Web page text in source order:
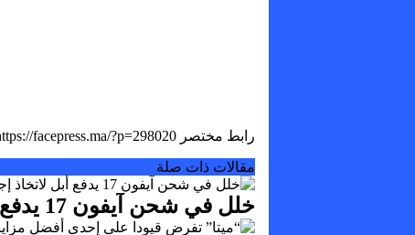
رابط مختصر
مقالات ذات صلة
خلل في شحن آيفون 17 يدفع أبل لاتخاذ إجراء عاجل